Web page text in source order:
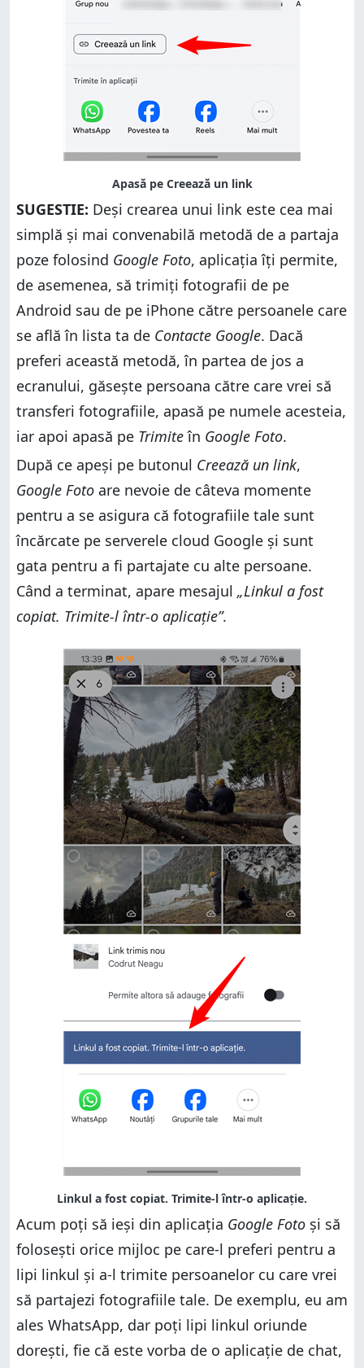
SUGESTIE: Deși crearea unui link este cea mai
simplă și mai convenabilă metodă de a partaja
poze folosind Google Foto, aplicația îți permite,
de asemenea, să trimiți fotografii de pe
Android sau de pe iPhone către persoanele care
se află în lista ta de Contacte Google. Dacă
preferi această metodă, în partea de jos a
ecranului, găsește persoana către care vrei să
transferi fotografiile, apasă pe numele acesteia,
iar apoi apasă pe Trimiteîn Google Foto.
După ce apeși pe butonul Creează un link,
Google Foto are nevoie de câteva momente
pentru a se asigura că fotografiile tale sunt
încărcate pe serverele cloud Google și sunt
gata pentru a fi partajate cu alte persoane.
Când a terminat, apare mesajul „Linkul a fost
copiat. Trimite-l într-o aplicație”.
Acum poți să ieși din aplicația Google Foto și să
folosești orice mijloc pe care-l preferi pentru a
lipi linkul și a-l trimite persoanelor cu care vrei
să partajezi fotografiile tale. De exemplu, eu am
ales WhatsApp, dar poți lipi linkul oriunde
dorești, fie că este vorba de o aplicație de chat,